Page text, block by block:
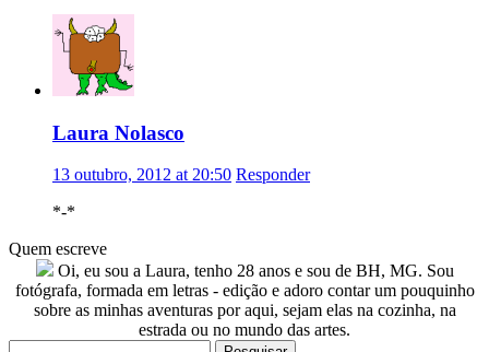
Laura Nolasco
13 outubro, 2012 at 20:50 Responder
*-*
Quem escreve
Oi, eu sou a Laura, tenho 28 anos e sou de BH, MG. Sou
fotógrafa, formada em letras - edição e adoro contar um pouquinho
sobre as minhas aventuras por aqui, sejam elas na cozinha, na
estrada ou no mundo das artes.